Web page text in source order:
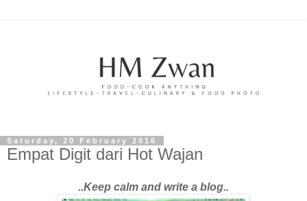
Saturday, 20 February 2016
Empat Digit dari Hot Wajan
..Keep calm and write a blog..